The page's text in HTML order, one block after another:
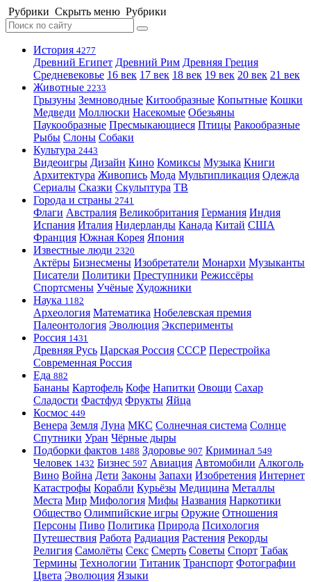
Рубрики Скрыть меню Рубрики
История 4277
Древний Египет Древний Рим Древняя Греция
Средневековье 16 век 17 век 18 век 19 век 20 век 21 век
Животные 2233
Грызуны Земноводные Китообразные Копытные Кошки
Медведи Моллюски Насекомые Обезьяны
Паукообразные Пресмыкающиеся Птицы Ракообразные
Рыбы Слоны Собаки
Культура 2443
Видеоигры Дизайн Кино Комиксы Музыка Книги
Архитектура Живопись Мода Мультипликация Одежда
Сериалы Сказки Скульптура ТВ
Города и страны 2741
Флаги Австралия Великобритания Германия Индия
Испания Италия Нидерланды Канада Китай США
Франция Южная Корея Япония
Известные люди 2320
Актёры Бизнесмены Изобретатели Монархи Музыканты
Писатели Политики Преступники Режиссёры
Спортсмены Учёные Художники
Наука 1182
Археология Математика Нобелевская премия
Палеонтология Эволюция Эксперименты
Россия 1431
Древняя Русь Царская Россия СССР Перестройка
Современная Россия
Еда 882
Бананы Картофель Кофе Напитки Овощи Сахар
Сладости Фастфуд Фрукты Яйца
Космос 449
Венера Земля Луна МКС Солнечная система Солнце
Спутники Уран Чёрные дыры
Подборки фактов 1488 Здоровье 907 Криминал 549
Человек 1432 Бизнес 597 Авиация Автомобили Алкоголь
Вино Война Дети Законы Запахи Изобретения Интернет
Катастрофы Корабли Курьёзы Медицина Металлы
Места Мир Мифология Мифы Названия Наркотики
Общество Олимпийские игры Оружие Отношения
Персоны Пиво Политика Природа Психология
Путешествия Работа Радиация Растения Рекорды
Религия Самолёты Секс Смерть Советы Спорт Табак
Термины Технологии Титаник Транспорт Фотографии
Цвета Эволюция Языки